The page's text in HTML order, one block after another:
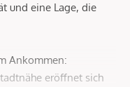
und eine Lage, die
Ankommen:
eröffnet sich